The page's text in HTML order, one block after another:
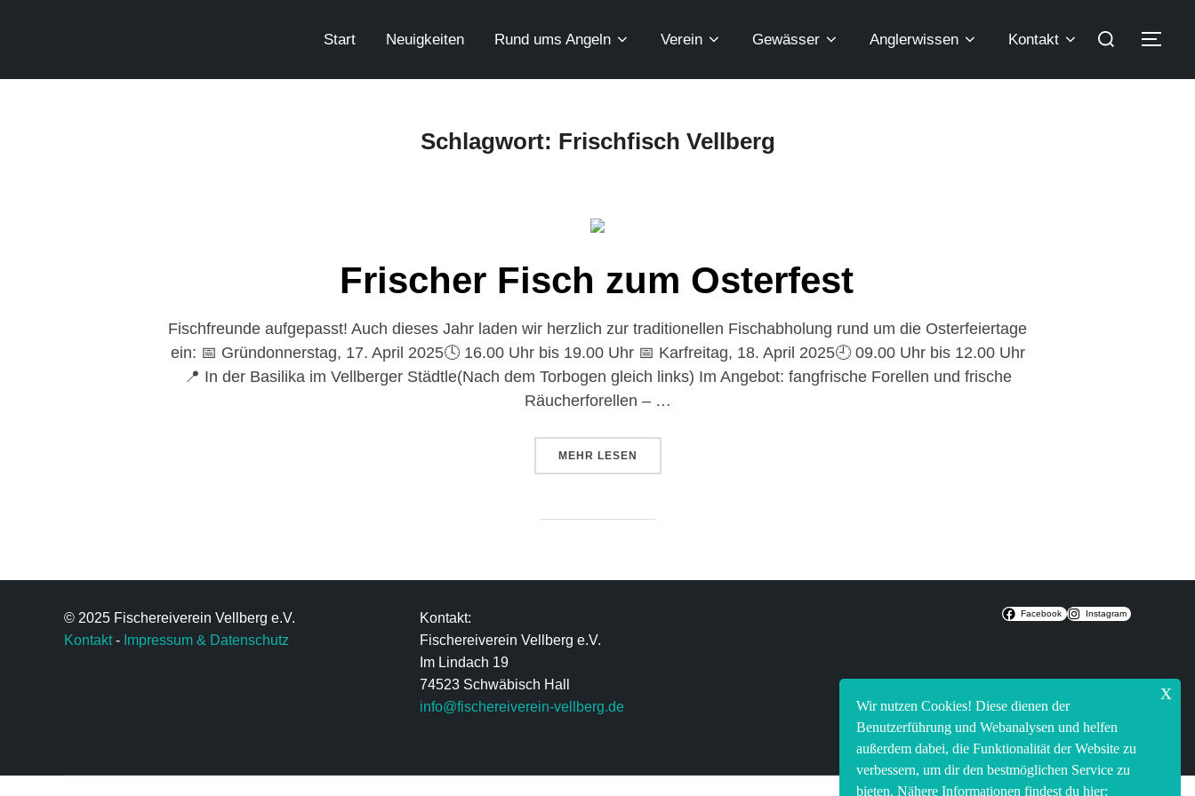
Start Neuigkeiten Rund ums Angeln Verein Gewässer Anglerwissen Kontakt
Schlagwort: Frischfisch Vellberg
Frischer Fisch zum Osterfest
Fischfreunde aufgepasst! Auch dieses Jahr laden wir herzlich zur traditionellen Fischabholung rund um die Osterfeiertage
ein: 📅 Gründonnerstag, 17. April 2025🕓 16.00 Uhr bis 19.00 Uhr 📅 Karfreitag, 18. April 2025🕘 09.00 Uhr bis 12.00 Uhr
📍 In der Basilika im Vellberger Städtle(Nach dem Torbogen gleich links) Im Angebot: fangfrische Forellen und frische
Räucherforellen – …
MEHR LESEN
© 2025 Fischereiverein Vellberg e.V.
Kontakt- Impressum & Datenschutz
Kontakt:
Fischereiverein Vellberg e.V.
Im Lindach 19
74523 Schwäbisch Hall
info@fischereiverein-vellberg.de
Facebook Instagram
Wir nutzen Cookies! Diese dienen der
Benutzerführung und Webanalysen und helfen
außerdem dabei, die Funktionalität der Website zu
verbessern, um dir den bestmöglichen Service zu
bieten. Nähere Informationen findest du hier:
x